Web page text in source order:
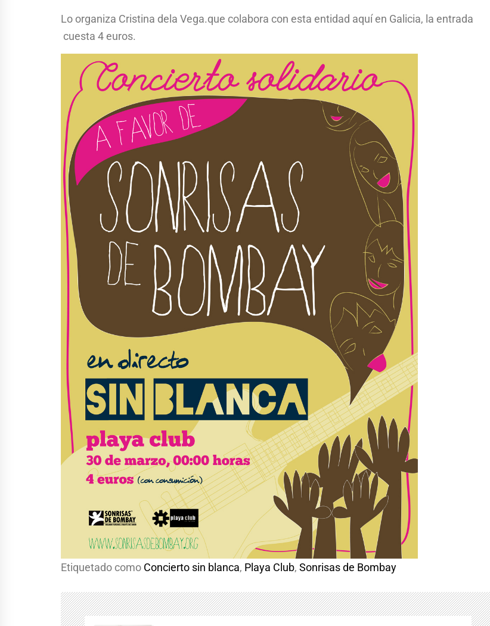
Lo organiza Cristina dela Vega.que colabora con esta entidad aquí en Galicia, la entrada
cuesta 4 euros.
Etiquetado como Concierto sin blanca, Playa Club, Sonrisas de Bombay